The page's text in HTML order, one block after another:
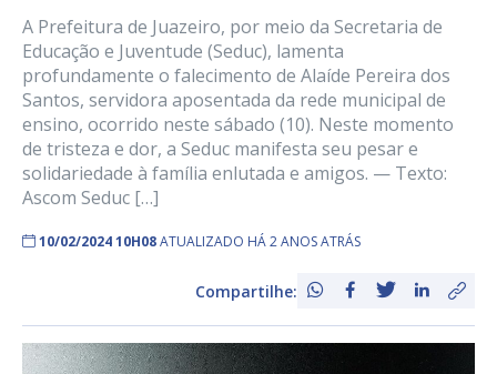
A Prefeitura de Juazeiro, por meio da Secretaria de
Educação e Juventude (Seduc), lamenta
profundamente o falecimento de Alaíde Pereira dos
Santos, servidora aposentada da rede municipal de
ensino, ocorrido neste sábado (10). Neste momento
de tristeza e dor, a Seduc manifesta seu pesar e
solidariedade à família enlutada e amigos. — Texto:
Ascom Seduc […]
10/02/2024 10H08ATUALIZADO HÁ 2 ANOS ATRÁS
Compartilhe: